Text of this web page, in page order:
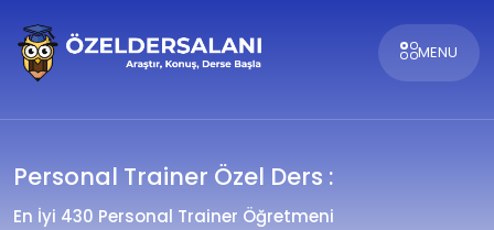
MENU
Personal Trainer Özel Ders :
En İyi 430 Personal Trainer Öğretmeni